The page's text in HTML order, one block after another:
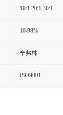
10:1 20:1 30:1
10-98%
辛弗林
ISO9001